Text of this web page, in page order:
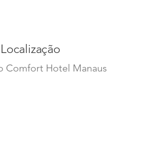
Localização
Comfort Hotel Manaus